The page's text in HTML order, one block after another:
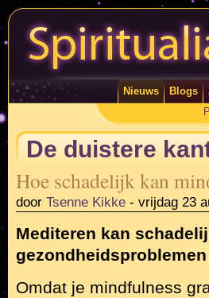
Nieuws Blogs
De duistere
Hoe schadelijk kan
door Tsenne Kikke - vrijdag 23
Mediteren kan
Omdat je mindfulness